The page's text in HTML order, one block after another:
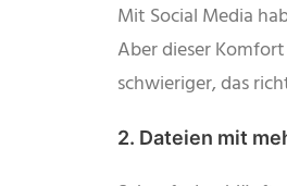
Mit Social Media
Aber dieser
schwieriger, das
2. Dateien mit